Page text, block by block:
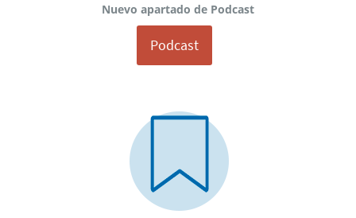
Nuevo apartado de Podcast
Podcast